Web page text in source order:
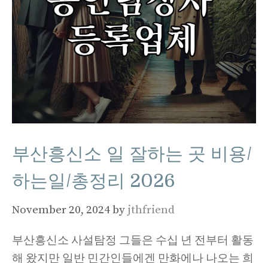
부산흥신소 일 잘하는 곳 비용/
하는일/총정리 2026
November 20, 2024by jthfriend
부산흥신소 사설탐정 그들은 수십 년 전부터 활동
해 왔지만 일반 민간인들에겐 만화에나 나오는 희